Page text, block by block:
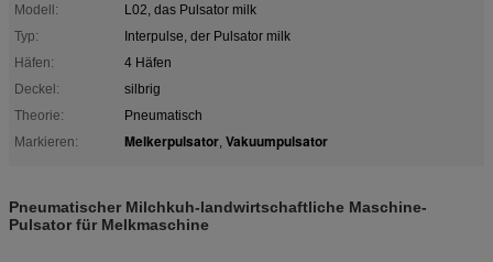
Modell:
L02, das Pulsator milk
Typ:
Interpulse, der Pulsator milk
Häfen:
4 Häfen
Deckel:
silbrig
Theorie:
Pneumatisch
Markieren:
Melkerpulsator, Vakuumpulsator
Pneumatischer Milchkuh-landwirtschaftliche Maschine-
Pulsator für Melkmaschine